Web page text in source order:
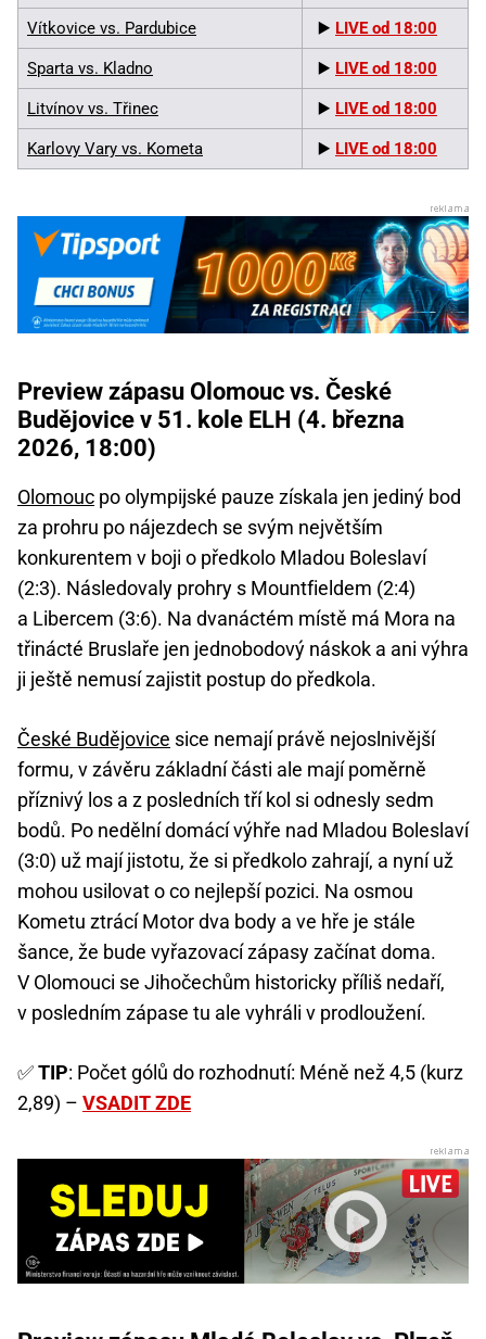
Vítkovice vs. Pardubice ▶️ LIVE od 18:00
Sparta vs. Kladno ▶️ LIVE od 18:00
Litvínov vs. Třinec ▶️ LIVE od 18:00
Karlovy Vary vs. Kometa ▶️ LIVE od 18:00
Preview zápasu Olomouc vs. České
Budějovice v 51. kole ELH (4. března
2026, 18:00)
Olomouc po olympijské pauze získala jen jediný bod
za prohru po nájezdech se svým největším
konkurentem v boji o předkolo Mladou Boleslaví
(2:3). Následovaly prohry s Mountfieldem (2:4)
a Libercem (3:6). Na dvanáctém místě má Mora na
třinácté Bruslaře jen jednobodový náskok a ani výhra
ji ještě nemusí zajistit postup do předkola.
České Budějovice sice nemají právě nejoslnivější
formu, v závěru základní části ale mají poměrně
příznivý los a z posledních tří kol si odnesly sedm
bodů. Po nedělní domácí výhře nad Mladou Boleslaví
(3:0) už mají jistotu, že si předkolo zahrají, a nyní už
mohou usilovat o co nejlepší pozici. Na osmou
Kometu ztrácí Motor dva body a ve hře je stále
šance, že bude vyřazovací zápasy začínat doma.
V Olomouci se Jihočechům historicky příliš nedaří,
v posledním zápase tu ale vyhráli v prodloužení.
✅TIP: Počet gólů do rozhodnutí: Méně než 4,5 (kurz
2,89) – VSADIT ZDE